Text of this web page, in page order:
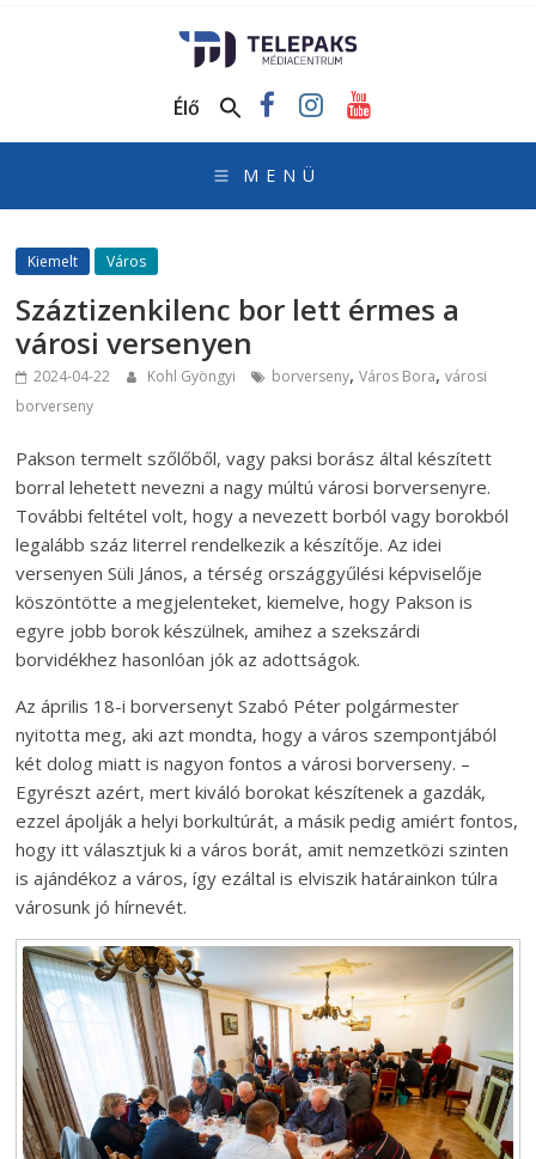
Médiacentrum
honlapja
Élő
Kiemelt Város
Száztizenkilenc bor lett érmes a
városi versenyen
2024-04-22 Kohl Gyöngyi borverseny,Város Bora,városi
borverseny
Pakson termelt szőlőből, vagy paksi borász által készített
borral lehetett nevezni a nagy múltú városi borversenyre.
További feltétel volt, hogy a nevezett borból vagy borokból
legalább száz literrel rendelkezik a készítője. Az idei
versenyen Süli János, a térség országgyűlési képviselője
köszöntötte a megjelenteket, kiemelve, hogy Pakson is
egyre jobb borok készülnek, amihez a szekszárdi
borvidékhez hasonlóan jók az adottságok.
Az április 18-i borversenyt Szabó Péter polgármester
nyitotta meg, aki azt mondta, hogy a város szempontjából
két dolog miatt is nagyon fontos a városi borverseny. –
Egyrészt azért, mert kiváló borokat készítenek a gazdák,
ezzel ápolják a helyi borkultúrát, a másik pedig amiért fontos,
hogy itt választjuk ki a város borát, amit nemzetközi szinten
is ajándékoz a város, így ezáltal is elviszik határainkon túlra
városunk jó hírnevét.